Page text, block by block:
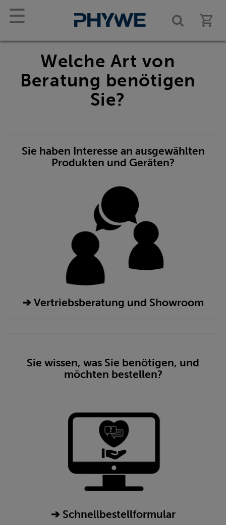
☰
Welche Art von
Beratung benötigen
Sie?
Sie haben Interesse an ausgewählten
Produkten und Geräten?
➔ Vertriebsberatung und Showroom
Sie wissen, was Sie benötigen, und
möchten bestellen?
➔ Schnellbestellformular